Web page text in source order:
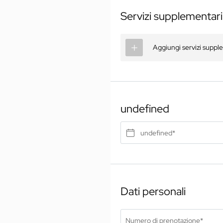
Servizi supplementari
Aggiungi servizi
undefined
undefined*
Dati personali
Numero di prenotazione*